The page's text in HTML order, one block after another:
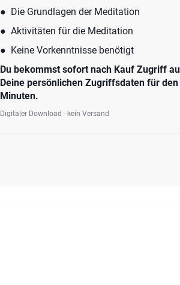
● Die Grundlagen der Meditation
● Aktivitäten für die Meditation
● Keine Vorkenntnisse benötigt
Du bekommst sofort nach Kauf Zugriff
Deine persönlichen Zugriffsdaten für
Minuten.
Digitaler Download - kein Versand